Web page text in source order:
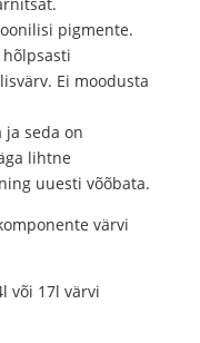
pigmente.
hõlpsasti
Ei moodusta
ja seda on
lihtne
uuesti võõbata.
värvi
või 17l värvi